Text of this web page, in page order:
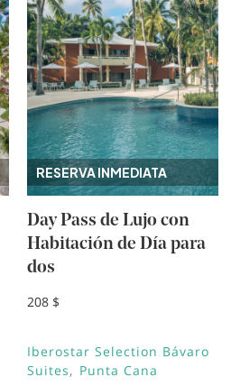
RESERVA INMEDIATA
Day Pass de Lujo con
Habitación de Día para
dos
208 $
Iberostar Selection Bávaro
Suites
Punta Cana